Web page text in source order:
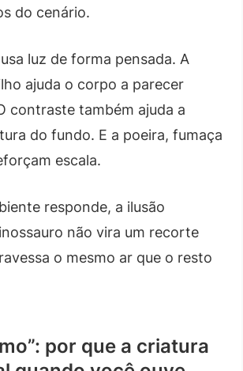
do cenário.
luz de forma pensada. A
ajuda o corpo a parecer
contraste também ajuda a
do fundo. E a poeira, fumaça
escala.
responde, a ilusão
não vira um recorte
o mesmo ar que o resto
por que a criatura